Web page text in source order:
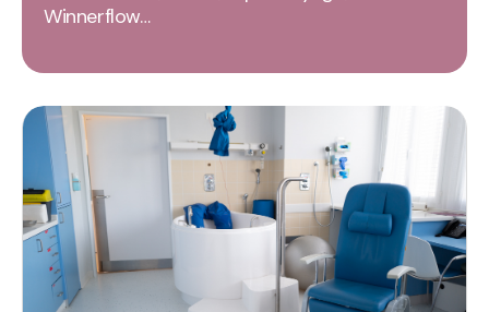
Winnerflow…